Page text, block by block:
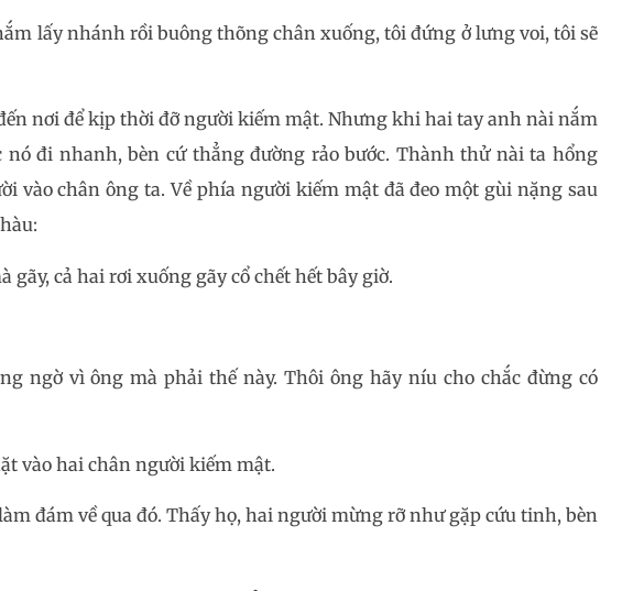
lấy nhánh rồi buông thõng chân xuống, tôi đứng ở lưng voi, tôi sẽ
nơi để kịp thời đỡ người kiếm mật. Nhưng khi hai tay anh nài nắm
đi nhanh, bèn cứ thẳng đường rảo bước. Thành thử nài ta hổng
vào chân ông ta. Về phía người kiếm mật đã đeo một gùi nặng sau
cả hai rơi xuống gãy cổ chết hết bây giờ.
ngờ vì ông mà phải thế này. Thôi ông hãy níu cho chắc đừng có
vào hai chân người kiếm mật.
đám về qua đó. Thấy họ, hai người mừng rỡ như gặp cứu tinh, bèn